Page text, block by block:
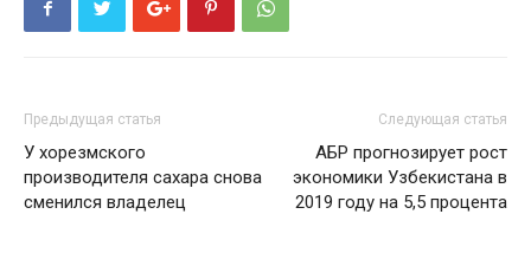
Предыдущая статья
У хорезмского
производителя сахара снова
сменился владелец
Следующая статья
АБР прогнозирует рост
экономики Узбекистана в
2019 году на 5,5 процента